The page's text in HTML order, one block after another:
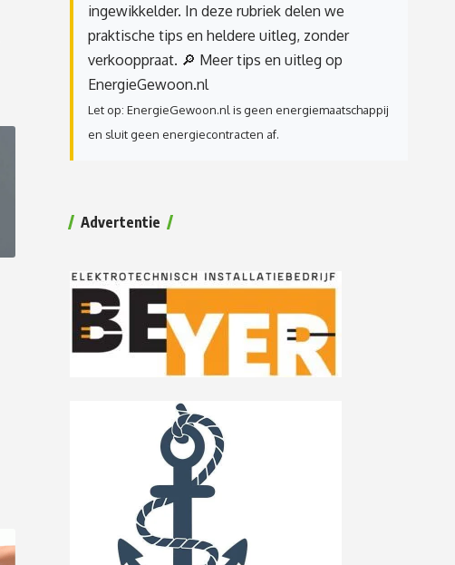
ingewikkelder. In deze rubriek delen we
praktische tips en heldere uitleg, zonder
verkooppraat. 🔎 Meer tips en uitleg op
EnergieGewoon.nl
Let op: EnergieGewoon.nl is geen energiemaatschappij
en sluit geen energiecontracten af.
Advertentie